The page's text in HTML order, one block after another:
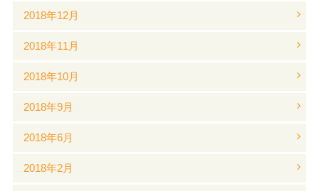
2018年12月
2018年11月
2018年10月
2018年9月
2018年6月
2018年2月